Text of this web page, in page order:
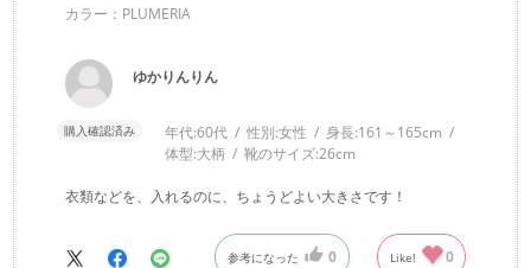
カラー：PLUMERIA
ゆかりんりん
購入確認済み 年代:60代 性別:女性 身長:161～165cm
体型:大柄 靴のサイズ:26cm
衣類などを、入れるのに、ちょうどよい大きさです！
参考になった 0 Like! 0